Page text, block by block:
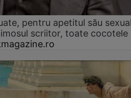
pentru apetitul său
scriitor, toate cocotele